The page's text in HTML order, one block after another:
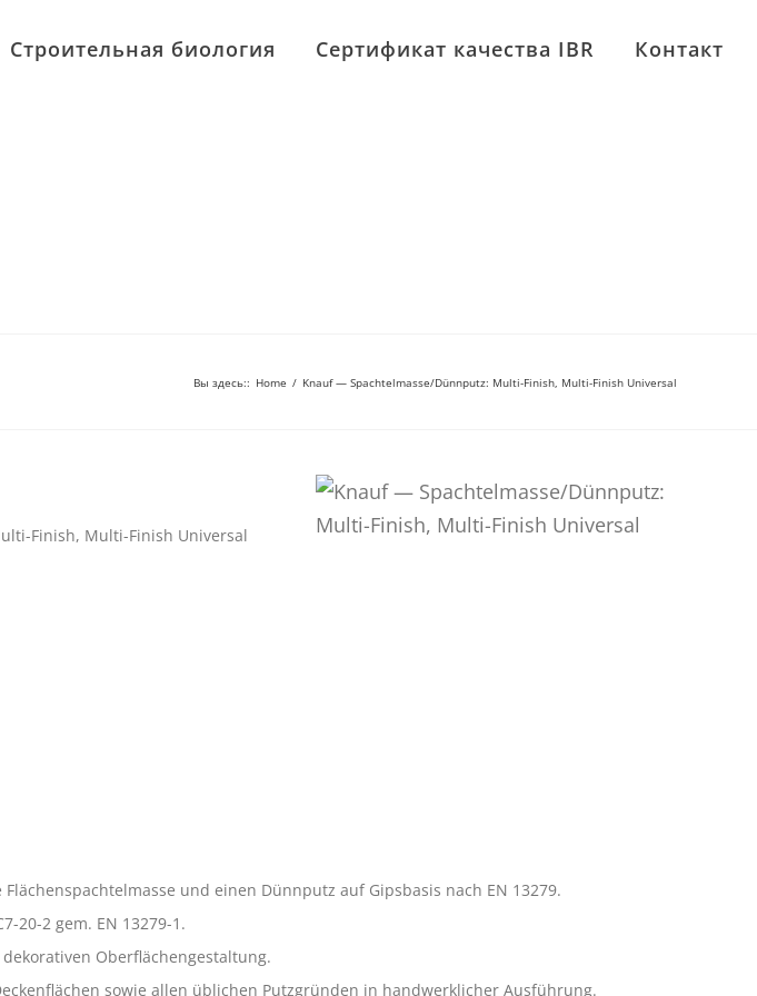
Строительная биология Сертификат качества IBR Контакт
Вы здесь:: Home / Knauf — Spachtelmasse/Dünnputz: Multi-Finish, Multi-Finish Universal
Finish, Multi-Finish Universal
und einen Dünnputz auf Gipsbasis nach EN 13279.
20-2 gem. EN 13279-1.
Oberflächengestaltung.
sowie allen üblichen Putzgründen in handwerklicher Ausführung.